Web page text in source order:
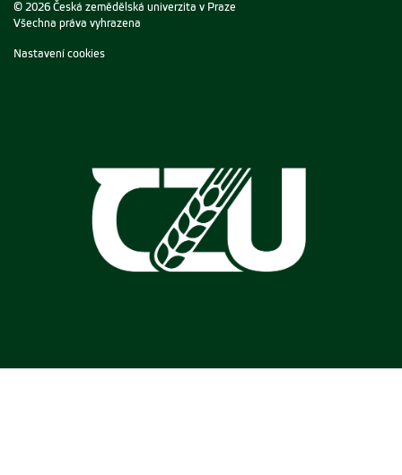
© 2026 Česká zemědělská univerzita v Praze
Všechna práva vyhrazena
Nastavení cookies